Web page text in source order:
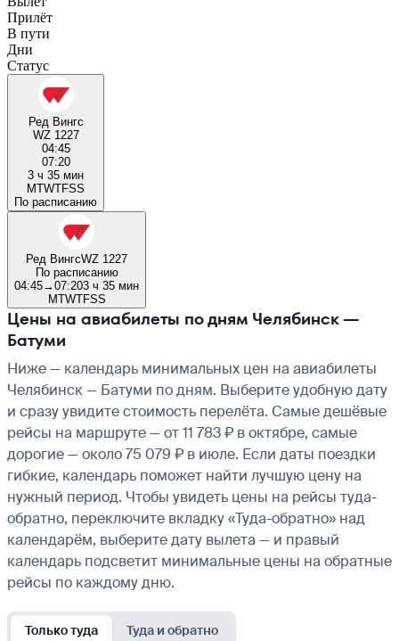
Прилёт
В пути
Дни
Статус
Ред Вингс
WZ 1227
04:45
07:20
3 ч 35 мин
MTWTFSS
По расписанию
Ред ВингсWZ 1227
По расписанию
04:45→07:203 ч 35 мин
MTWTFSS
Цены на авиабилеты по дням Челябинск —
Батуми
Ниже — календарь минимальных цен на авиабилеты
Челябинск — Батуми по дням. Выберите удобную дату
и сразу увидите стоимость перелёта. Самые дешёвые
рейсы на маршруте — от 11 783 ₽ в октябре, самые
дорогие — около 75 079 ₽ в июле. Если даты поездки
гибкие, календарь поможет найти лучшую цену на
нужный период. Чтобы увидеть цены на рейсы туда-
обратно, переключите вкладку «Туда-обратно» над
календарём, выберите дату вылета — и правый
календарь подсветит минимальные цены на обратные
рейсы по каждому дню.
Только туда Туда и обратно